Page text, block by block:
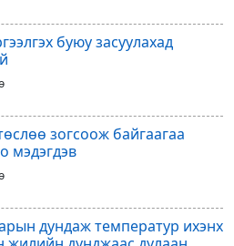
буюу засуулахад
зогсоож байгаагаа
мэдэгдэв
дундаж температур ихэнх